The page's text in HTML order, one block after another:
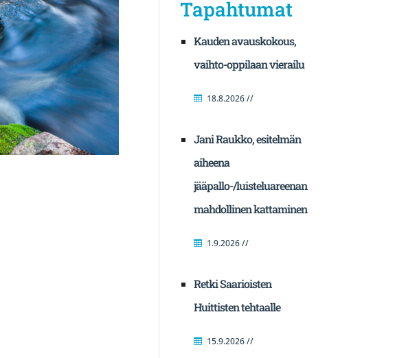
Tapahtumat
Kauden avauskokous,
vaihto-oppilaan vierailu
18.8.2026 //
Jani Raukko, esitelmän
aiheena
jääpallo-/luisteluareenan
mahdollinen kattaminen
1.9.2026 //
Retki Saarioisten
Huittisten tehtaalle
15.9.2026 //